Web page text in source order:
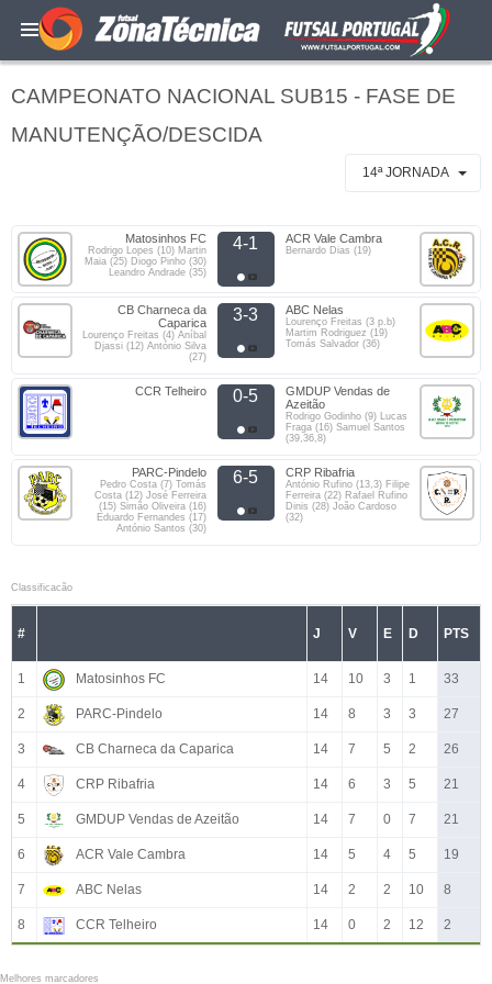
CAMPEONATO NACIONAL SUB15 - FASE DE
MANUTENÇÃO/DESCIDA
14ª JORNADA
Matosinhos FC
Rodrigo Lopes (10) Martin
Maia (25) Diogo Pinho (30)
Leandro Andrade (35)
4-1 ACR Vale Cambra
Bernardo Dias (19)
CB Charneca da
Caparica
Lourenço Freitas (4) Aníbal
Djassi (12) António Silva
(27)
3-3 ABC Nelas
Lourenço Freitas (3 p.b)
Martim Rodriguez (19)
Tomás Salvador (36)
CCR Telheiro 0-5
GMDUP Vendas de
Azeitão
Rodrigo Godinho (9) Lucas
Fraga (16) Samuel Santos
(39,36,8)
PARC-Pindelo
Pedro Costa (7) Tomás
Costa (12) José Ferreira
(15) Simão Oliveira (16)
Eduardo Fernandes (17)
António Santos (30)
6-5 CRP Ribafria
António Rufino (13,3) Filipe
Ferreira (22) Rafael Rufino
Dinis (28) João Cardoso
(32)
Classificacão
# J V E D PTS
1 Matosinhos FC 14 10 3 1 33
2 PARC-Pindelo 14 8 3 3 27
3 CB Charneca da Caparica 14 7 5 2 26
4 CRP Ribafria 14 6 3 5 21
5 GMDUP Vendas de Azeitão 14 7 0 7 21
6 ACR Vale Cambra 14 5 4 5 19
7 ABC Nelas 14 2 2 10 8
8 CCR Telheiro 14 0 2 12 2
Melhores marcadores